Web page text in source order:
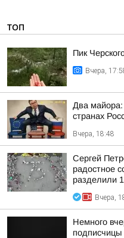
ТОП
Пик
Вчера,
Два
странах
Вчера, 18:48
Сергей
радостное
разделили
Вчера,
Немного
подписчицы